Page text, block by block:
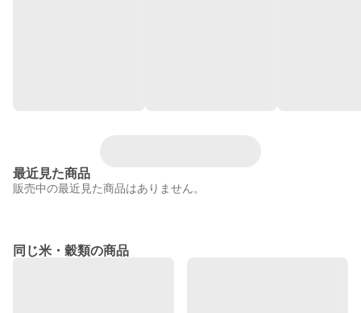
最近見た商品
販売中の最近見た商品はありません。
同じ米・穀類の商品